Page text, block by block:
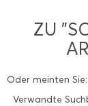
ZU
Oder meinten Sie:
Verwandte